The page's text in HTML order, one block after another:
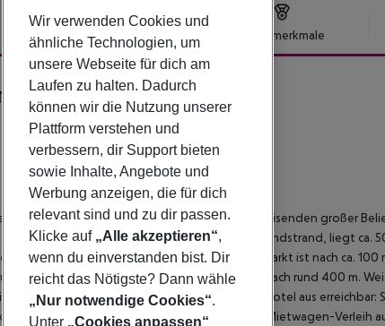
Hotelbeschreibung Hotelmerkmale
4
Tropical, das sich besonders bei Hochzeitsreisenden großer
Adeje ca. 1 km). Der nächste Strand, ein Sandstrand, liegt ca.
liegen ca. 1 km vom Hotel, ein Supermarkt ist nach ca. 100
30 m. Zur nächsten Diskothek gelangt man nach rund 400 m.
Folgende Sehenswürdigkeiten sind vom Hotel aus erreichbar:
Für Mobilität im Urlaub sorgen neben einem Mietwagen-Verleih
Wir verwenden Cookies und
ähnliche Technologien, um
unsere Webseite für dich am
Laufen zu halten. Dadurch
können wir die Nutzung unserer
Plattform verstehen und
verbessern, dir Support bieten
sowie Inhalte, Angebote und
Werbung anzeigen, die für dich
relevant sind und zu dir passen.
Klicke auf „Alle akzeptieren“,
wenn du einverstanden bist. Dir
reicht das Nötigste? Dann wähle
„Nur notwendige Cookies“.
Unter „Cookies anpassen“